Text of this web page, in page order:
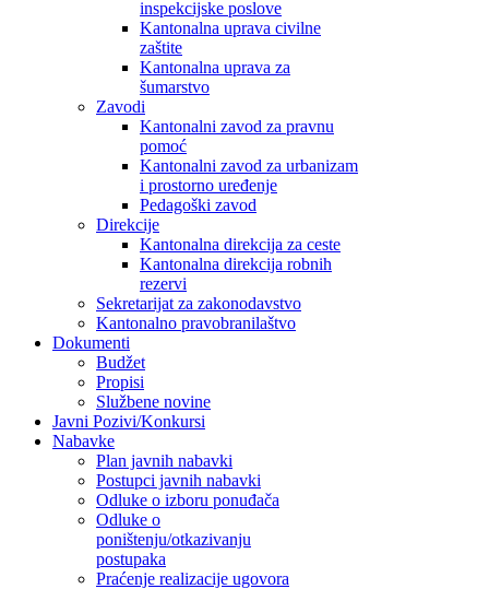
inspekcijske poslove
Kantonalna uprava civilne
zaštite
Kantonalna uprava za
šumarstvo
Zavodi
Kantonalni zavod za pravnu
pomoć
Kantonalni zavod za urbanizam
i prostorno uređenje
Pedagoški zavod
Direkcije
Kantonalna direkcija za ceste
Kantonalna direkcija robnih
rezervi
Sekretarijat za zakonodavstvo
Kantonalno pravobranilaštvo
Dokumenti
Budžet
Propisi
Službene novine
Javni Pozivi/Konkursi
Nabavke
Plan javnih nabavki
Postupci javnih nabavki
Odluke o izboru ponuđača
Odluke o
poništenju/otkazivanju
postupaka
Praćenje realizacije ugovora